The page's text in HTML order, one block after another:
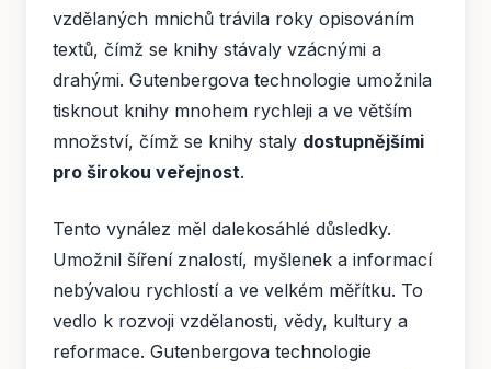
vzdělaných mnichů trávila roky opisováním
textů, čímž se knihy stávaly vzácnými a
drahými. Gutenbergova technologie umožnila
tisknout knihy mnohem rychleji a ve větším
množství, čímž se knihy staly dostupnějšími
pro širokou veřejnost.
Tento vynález měl dalekosáhlé důsledky.
Umožnil šíření znalostí, myšlenek a informací
nebývalou rychlostí a ve velkém měřítku. To
vedlo k rozvoji vzdělanosti, vědy, kultury a
reformace. Gutenbergova technologie